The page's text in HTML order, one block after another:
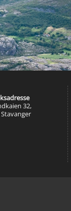
32,